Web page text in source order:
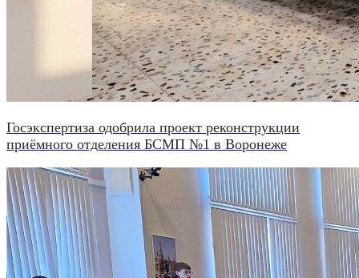
Госэкспертиза одобрила проект реконструкции
приёмного отделения БСМП №1 в Воронеже